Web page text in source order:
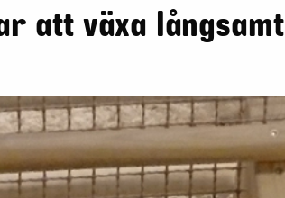
att växa långsamt